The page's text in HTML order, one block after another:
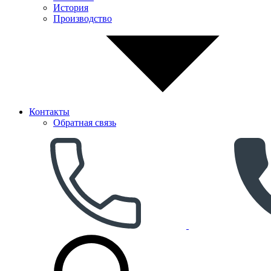
История
Производство
Контакты
Обратная связь